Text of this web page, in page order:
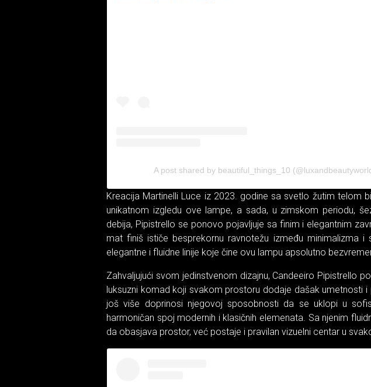
A post shared by beautiful_things_10
Kreacija Martinelli Luce iz 2023. godine sa svetlo žutim telom
unikatnom izgledu ove lampe, a sada, u zimskom periodu,
debija, Pipistrello se ponovo pojavljuje sa finim i elegantnim
mat finiš ističe besprekornu ravnotežu između minimalizma i
elegantne i fluidne linije koje čine ovu lampu apsolutno
Zahvaljujući svom jedinstvenom dizajnu, Candeeiro Pipistrello
luksuzni komad koji svakom prostoru dodaje dašak umetnosti i
još više doprinosi njegovoj sposobnosti da se uklopi u
harmoničan spoj modernih i klasičnih elemenata. Sa njenim
da obasjava prostor, već postaje i pravilan vizuelni centar u